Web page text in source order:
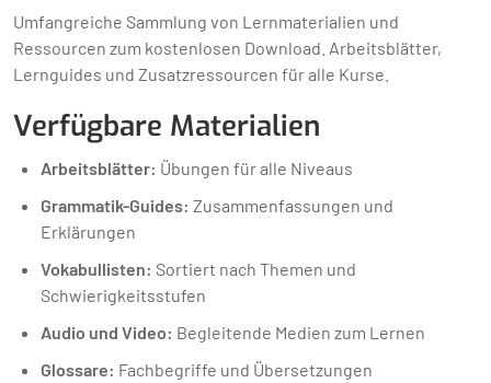
Umfangreiche Sammlung von Lernmaterialien und
Ressourcen zum kostenlosen Download. Arbeitsblätter,
Lernguides und Zusatzressourcen für alle Kurse.
Verfügbare Materialien
Arbeitsblätter: Übungen für alle Niveaus
Grammatik-Guides: Zusammenfassungen und
Erklärungen
Vokabullisten: Sortiert nach Themen und
Schwierigkeitsstufen
Audio und Video: Begleitende Medien zum Lernen
Glossare: Fachbegriffe und Übersetzungen